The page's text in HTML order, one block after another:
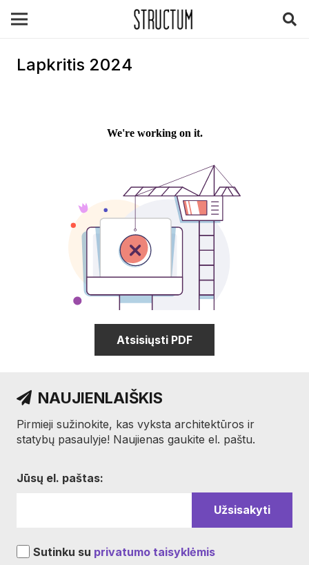
Lapkritis 2024
Atsisiųsti PDF
NAUJIENLAIŠKIS
Pirmieji sužinokite, kas vyksta architektūros ir
statybų pasaulyje! Naujienas gaukite el. paštu.
Jūsų el. paštas:
Sutinku su privatumo taisyklėmis